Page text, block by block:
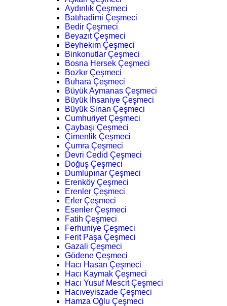
Aydınlık Çeşmeci
Batıhadimi Çeşmeci
Bedir Çeşmeci
Beyazıt Çeşmeci
Beyhekim Çeşmeci
Binkonutlar Çeşmeci
Bosna Hersek Çeşmeci
Bozkır Çeşmeci
Buhara Çeşmeci
Büyük Aymanas Çeşmeci
Büyük İhsaniye Çeşmeci
Büyük Sinan Çeşmeci
Cumhuriyet Çeşmeci
Çaybaşı Çeşmeci
Çimenlik Çeşmeci
Çumra Çeşmeci
Devri Cedid Çeşmeci
Doğuş Çeşmeci
Dumlupınar Çeşmeci
Erenköy Çeşmeci
Erenler Çeşmeci
Erler Çeşmeci
Esenler Çeşmeci
Fatih Çeşmeci
Ferhuniye Çeşmeci
Ferit Paşa Çeşmeci
Gazali Çeşmeci
Gödene Çeşmeci
Hacı Hasan Çeşmeci
Hacı Kaymak Çeşmeci
Hacı Yusuf Mescit Çeşmeci
Hacıveyiszade Çeşmeci
Hamza Oğlu Çeşmeci